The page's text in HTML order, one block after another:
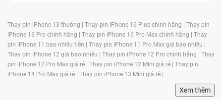
Thay pin iPhone 13 thường | Thay pin iPhone 16 Plus chính hãng | Thay pin
iPhone 16 Pro chính hãng | Thay pin iPhone 16 Pro Max chính hãng | Thay
pin iPhone 11 bao nhiêu tiền | Thay pin iPhone 11 Pro Max giá bao nhiêu |
Thay pin iPhone 12 giá bao nhiêu | Thay pin iPhone 12 Pro chính hãng | Thay
pin iPhone 12 Pro Max giá rẻ | Thay pin iPhone 12 Mini giá rẻ | Thay pin
iPhone 14 Pro Max giá rẻ | Thay pin iPhone 13 Mini giá rẻ |
Xem thêm